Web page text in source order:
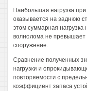
Наибольшая нагрузка
оказывается на заднюю
этом суммарная
волнолома не превышает
сооружение.
Сравнение полученных
нагрузки и
повторяемости с
коэффициент запаса